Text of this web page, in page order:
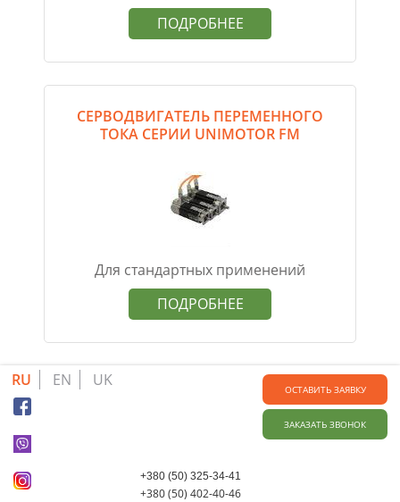
ПОДРОБНЕЕ
СЕРВОДВИГАТЕЛЬ ПЕРЕМЕННОГО
ТОКА СЕРИИ UNIMOTOR FM
Для стандартных применений
ПОДРОБНЕЕ
RU EN UK ОСТАВИТЬ ЗАЯВКУ
ЗАКАЗАТЬ ЗВОНОК
+380 (50) 325-34-41
+380 (50) 402-40-46